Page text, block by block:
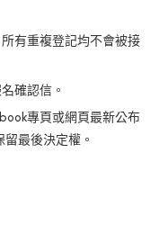
有重複登記均不會被接
確認信。
專頁或網頁最新公布
最後決定權。